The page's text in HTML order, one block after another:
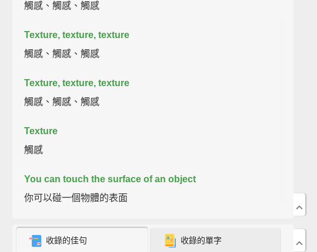
觸感、觸感、觸感
Texture, texture, texture
觸感、觸感、觸感
Texture, texture, texture
觸感、觸感、觸感
Texture
觸感
You can touch the surface of an object
你可以碰一個物體的表面
And what exactly will you say?
那你會怎麼形容這感覺？
收錄的佳句 收錄的單字